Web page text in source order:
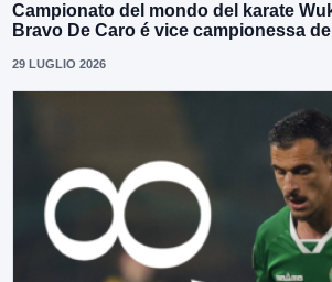
Campionato del mondo del karate
Bravo De Caro é vice campionessa
29 LUGLIO 2026